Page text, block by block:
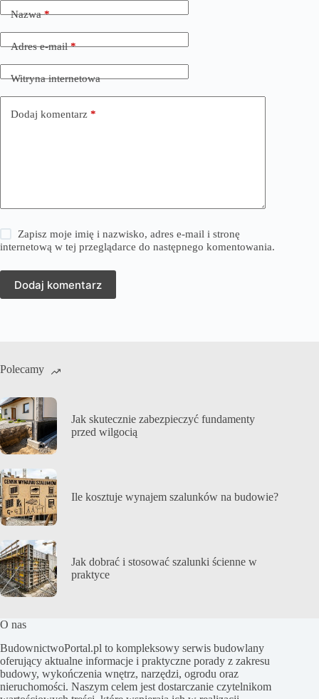
Nazwa*
Adres e-mail*
Witryna internetowa
Dodaj komentarz *
Zapisz moje imię i nazwisko, adres e-mail i stronę
internetową w tej przeglądarce do następnego komentowania.
Dodaj komentarz
Polecamy
Jak skutecznie zabezpieczyć fundamenty
przed wilgocią
Ile kosztuje wynajem szalunków na budowie?
Jak dobrać i stosować szalunki ścienne w
praktyce
O nas
BudownictwoPortal.pl to kompleksowy serwis budowlany
oferujący aktualne informacje i praktyczne porady z zakresu
budowy, wykończenia wnętrz, narzędzi, ogrodu oraz
nieruchomości. Naszym celem jest dostarczanie czytelnikom